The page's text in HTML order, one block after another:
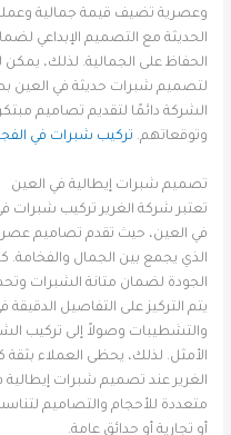
وعصرية تضيف قيمة جمالية
الحديثة مع التصميم الإبداعي
الحفاظ على الجمالية. لذلك، يمكن
لتصميم شبرات حديثة في العين
الشركة دائمًا لتقديم تصاميم
وتوقعاتهم. تركيب شبرات في
تصميم شبرات إيطالية في العين
تعتبر شركة الغرير تركيب شبرات
في العين، حيث تقدم تصاميم
الذي يجمع بين الجمال والفخامة.
الجودة لضمان متانة الشبرات
يتم التركيز على التفاصيل
والتشطيبات وصولاً إلى تركيب
الأمثل. لذلك، يحظى العملاء
الغرير عند تصميم شبرات إيطالية
متعددة للأحجام والتصاميم
أو تجارية أو حدائق عامة.